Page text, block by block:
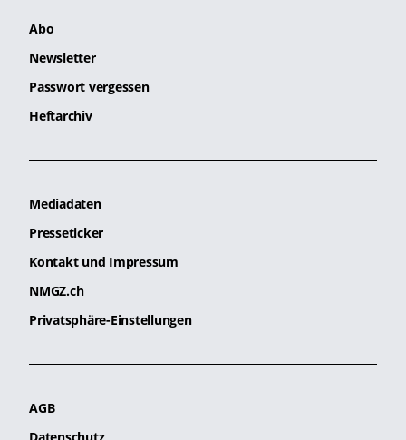
Abo
Newsletter
Passwort vergessen
Heftarchiv
Mediadaten
Presseticker
Kontakt und Impressum
NMGZ.ch
Privatsphäre-Einstellungen
AGB